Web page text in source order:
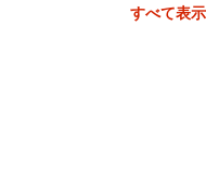
すべて表示